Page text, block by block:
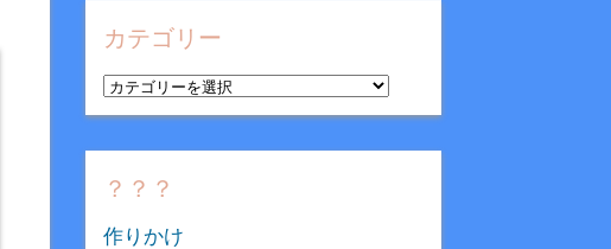
イ
カテゴリー
カ
テ
ゴ
リ
？？？
作りかけ